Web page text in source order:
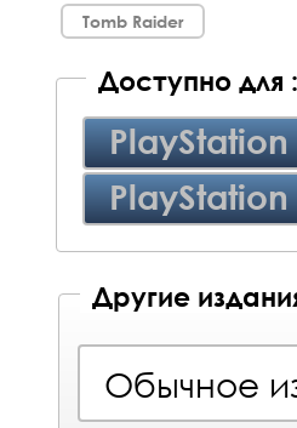
Tomb Raider
Доступно для :
PlayStation
PlayStation
Другие
Обычное